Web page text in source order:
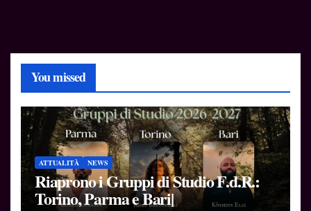
You missed
ATTUALITÀ NEWS
Riaprono i Gruppi di Studio F.d.R.:
Torino, Parma e Bari|